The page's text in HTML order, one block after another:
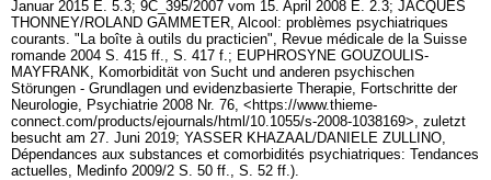
Januar 2015 E. 5.3; 9C_395/2007 vom 15. April 2008 E. 2.3; JACQUES
THONNEY/ROLAND GAMMETER, Alcool: problèmes psychiatriques
courants. "La boîte à outils du practicien", Revue médicale de la Suisse
romande 2004 S. 415 ff., S. 417 f.; EUPHROSYNE GOUZOULIS-
MAYFRANK, Komorbidität von Sucht und anderen psychischen
Störungen - Grundlagen und evidenzbasierte Therapie, Fortschritte der
Neurologie, Psychiatrie 2008 Nr. 76, <https://www.thieme-
connect.com/products/ejournals/html/10.1055/s-2008-1038169>, zuletzt
besucht am 27. Juni 2019; YASSER KHAZAAL/DANIELE ZULLINO,
Dépendances aux substances et comorbidités psychiatriques: Tendances
actuelles, Medinfo 2009/2 S. 50 ff., S. 52 ff.).